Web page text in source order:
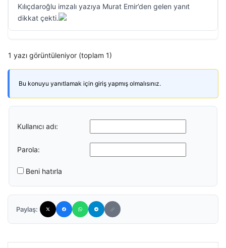
Kılıçdaroğlu imzalı yazıya Murat Emir’den gelen yanıt
dikkat çekti.
1 yazı görüntüleniyor (toplam 1)
Bu konuyu yanıtlamak için giriş yapmış olmalısınız.
Kullanıcı adı:
Parola:
Beni hatırla
Paylaş: